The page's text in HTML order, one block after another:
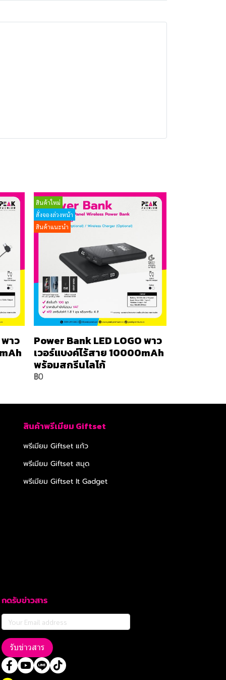
พาว
สินค้าใหม่
สั่งจองล่วงหน้า
สินค้าแนะนำ
Power Bank LED LOGO พาว
เวอร์แบงค์ไร้สาย 10000mAh
พร้อมสกรีนโลโก้
฿0
สินค้าพรีเมียม Giftset
พรีเมียม Giftset แก้ว
พรีเมียม Giftset สมุด
พรีเมียม Giftset It Gadget
กดรับข่าวสาร
รับข่าวสาร